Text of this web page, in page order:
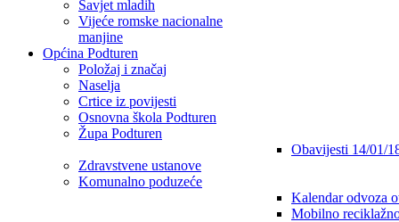
Savjet mladih
Vijeće romske nacionalne
manjine
Općina Podturen
Položaj i značaj
Naselja
Crtice iz povijesti
Osnovna škola Podturen
Župa Podturen
Obavijesti 14/01/
Zdravstvene ustanove
Komunalno poduzeće
Kalendar odvoza
Mobilno